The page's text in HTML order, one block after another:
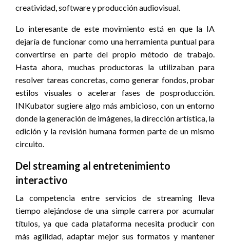
creatividad, software y producción audiovisual.
Lo interesante de este movimiento está en que la IA
dejaría de funcionar como una herramienta puntual para
convertirse en parte del propio método de trabajo.
Hasta ahora, muchas productoras la utilizaban para
resolver tareas concretas, como generar fondos, probar
estilos visuales o acelerar fases de posproducción.
INKubator sugiere algo más ambicioso, con un entorno
donde la generación de imágenes, la dirección artística, la
edición y la revisión humana formen parte de un mismo
circuito.
Del streaming al entretenimiento
interactivo
La competencia entre servicios de streaming lleva
tiempo alejándose de una simple carrera por acumular
títulos, ya que cada plataforma necesita producir con
más agilidad, adaptar mejor sus formatos y mantener